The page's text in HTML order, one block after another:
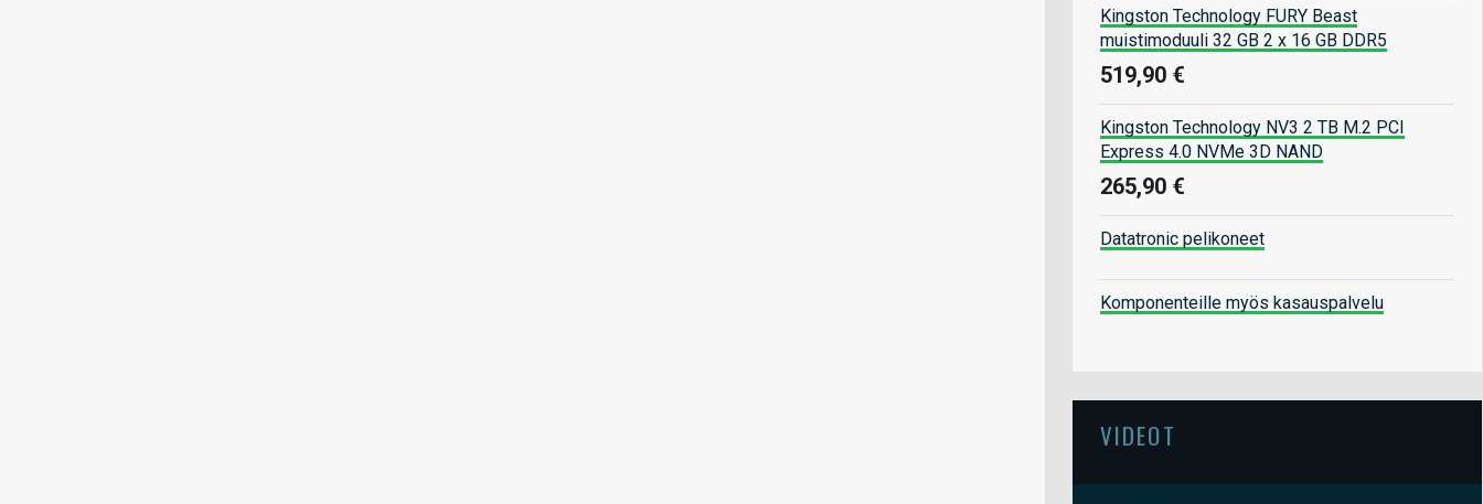
Kingston Technology FURY Beast
muistimoduuli 32 GB 2 x 16 GB DDR5
519,90 €
Kingston Technology NV3 2 TB M.2 PCI
Express 4.0 NVMe 3D NAND
265,90 €
Datatronic pelikoneet
Komponenteille myös kasauspalvelu
VIDEOT